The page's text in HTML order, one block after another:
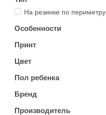
На резинке по периметру
Особенности
Принт
Цвет
Пол ребенка
Бренд
Производитель